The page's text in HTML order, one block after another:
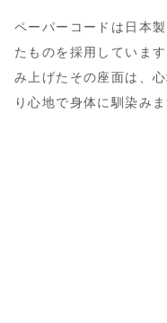
ペーパーコードは日本
たものを採用していま
み上げたその座面は、
り心地で身体に馴染みま